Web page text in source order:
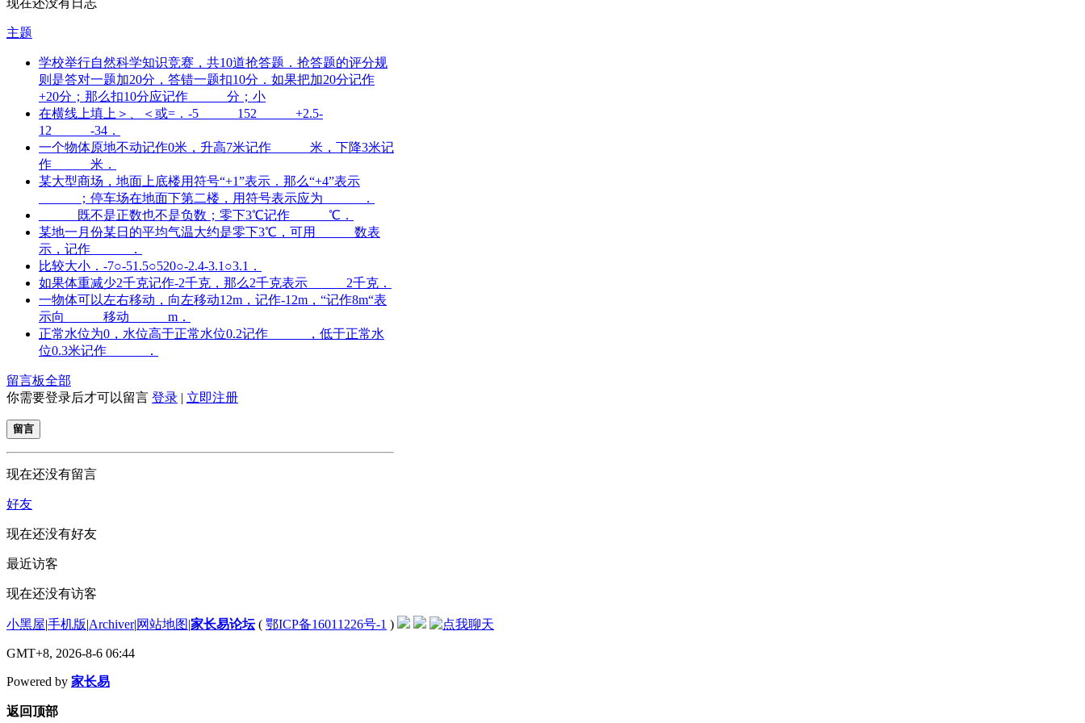
主题
学校举行自然科学知识竞赛，共10道抢答题．抢答题的评分规
则是答对一题加20分，答错一题扣10分．如果把加20分记作
+20分；那么扣10分应记作______分；小
在横线上填上＞、＜或=．-5______152______+2.5-
12______-34．
一个物体原地不动记作0米，升高7米记作______米，下降3米记
作______米．
某大型商场，地面上底楼用符号“+1”表示．那么“+4”表示
______；停车场在地面下第二楼，用符号表示应为______．
______既不是正数也不是负数；零下3℃记作______℃．
某地一月份某日的平均气温大约是零下3℃，可用______数表
示，记作______．
比较大小．-7○-51.5○520○-2.4-3.1○3.1．
如果体重减少2千克记作-2千克，那么2千克表示______2千克．
一物体可以左右移动，向左移动12m，记作-12m，“记作8m“表
示向______移动______m．
正常水位为0，水位高于正常水位0.2记作______，低于正常水
位0.3米记作______．
留言板全部
你需要登录后才可以留言 登录 | 立即注册
留言
现在还没有留言
好友
现在还没有好友
最近访客
现在还没有访客
小黑屋|手机版|Archiver|网站地图|家长易论坛( 鄂ICP备16011226号-1 )
GMT+8, 2026-8-6 06:44
Powered by 家长易
返回顶部